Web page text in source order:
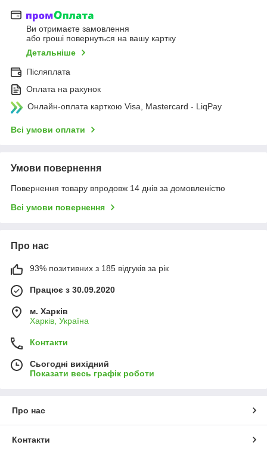
Ви отримаєте замовлення
або гроші повернуться на вашу картку
Детальніше
Післяплата
Оплата на рахунок
Онлайн-оплата карткою Visa, Mastercard - LiqPay
Всі умови оплати
Умови повернення
Повернення товару впродовж 14 днів за домовленістю
Всі умови повернення
Про нас
93% позитивних з 185 відгуків за рік
Працює з 30.09.2020
м. Харків
Харків, Україна
Контакти
Сьогодні вихідний
Показати весь графік роботи
Про нас
Контакти